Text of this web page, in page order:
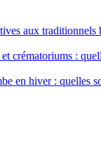
aux traditionnels
crématoriums :
en hiver : quelles